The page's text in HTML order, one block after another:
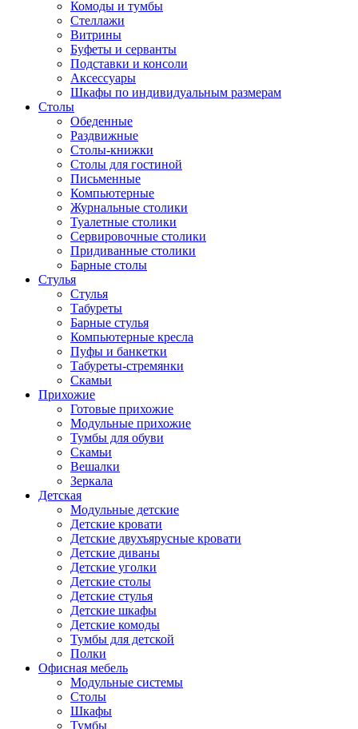
Комоды и тумбы
Стеллажи
Витрины
Буфеты и серванты
Подставки и консоли
Аксессуары
Шкафы по индивидуальным размерам
Столы
Обеденные
Раздвижные
Столы-книжки
Столы для гостиной
Письменные
Компьютерные
Журнальные столики
Туалетные столики
Сервировочные столики
Придиванные столики
Барные столы
Стулья
Стулья
Табуреты
Барные стулья
Компьютерные кресла
Пуфы и банкетки
Табуреты-стремянки
Скамьи
Прихожие
Готовые прихожие
Модульные прихожие
Тумбы для обуви
Скамьи
Вешалки
Зеркала
Детская
Модульные детские
Детские кровати
Детские двухъярусные кровати
Детские диваны
Детские уголки
Детские столы
Детские стулья
Детские шкафы
Детские комоды
Тумбы для детской
Полки
Офисная мебель
Модульные системы
Столы
Шкафы
Тумбы